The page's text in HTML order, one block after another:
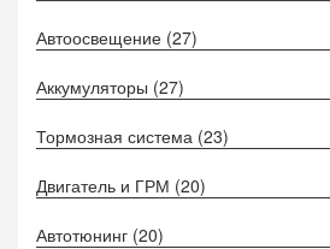
Автоосвещение (27)
Аккумуляторы (27)
Тормозная система (23)
Двигатель и ГРМ (20)
Автотюнинг (20)